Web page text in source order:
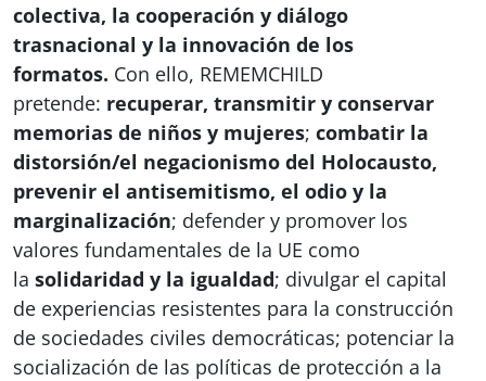
colectiva, la cooperación y diálogo
trasnacional y la innovación de los
formatos. Con ello, REMEMCHILD
pretende: recuperar, transmitir y conservar
memorias de niños y mujeres; combatir la
distorsión/el negacionismo del Holocausto,
prevenir el antisemitismo, el odio y la
marginalización; defender y promover los
valores fundamentales de la UE como
la solidaridad y la igualdad; divulgar el capital
de experiencias resistentes para la construcción
de sociedades civiles democráticas; potenciar la
socialización de las políticas de protección a la